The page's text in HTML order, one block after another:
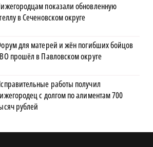
показали обновленную
в Сеченовском округе
для матерей и жён погибших бойцов
прошёл в Павловском округе
работы получил
с долгом по алиментам 700
рублей